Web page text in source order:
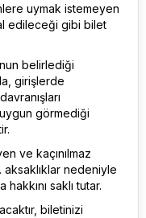
uymak istemeyen
edileceği gibi bilet
belirlediği
girişlerde
görmediği
ve kaçınılmaz
nedeniyle
saklı tutar.
biletinizi